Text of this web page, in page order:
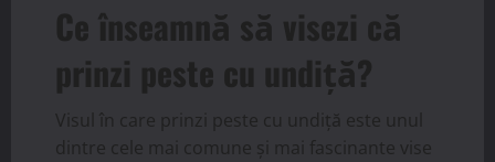
Ce înseamnă să visezi că
prinzi peste cu undiță?
Visul în care prinzi peste cu undiță este unul
dintre cele mai comune și mai fascinante vise